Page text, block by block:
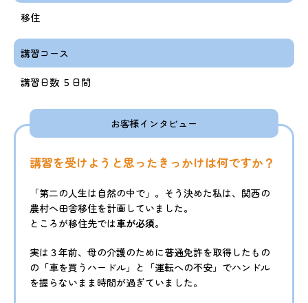
移住
講習コース
講習日数 ５日間
お客様インタビュー
講習を受けようと思ったきっかけは何ですか？
「第二の人生は自然の中で」。そう決めた私は、関西の
農村へ田舎移住を計画していました。
ところが移住先では車が必須。
実は３年前、母の介護のために普通免許を取得したもの
の「車を買うハードル」と「運転への不安」でハンドル
を握らないまま時間が過ぎていました。